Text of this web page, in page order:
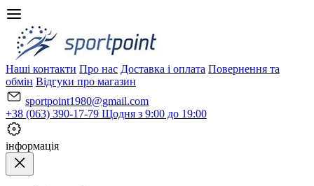
Наші контакти Про нас Доставка і оплата Повернення та
обмін Відгуки про магазин
sportpoint1980@gmail.com
+38 (063) 390-17-79 Щодня з 9:00 до 19:00
iнформація